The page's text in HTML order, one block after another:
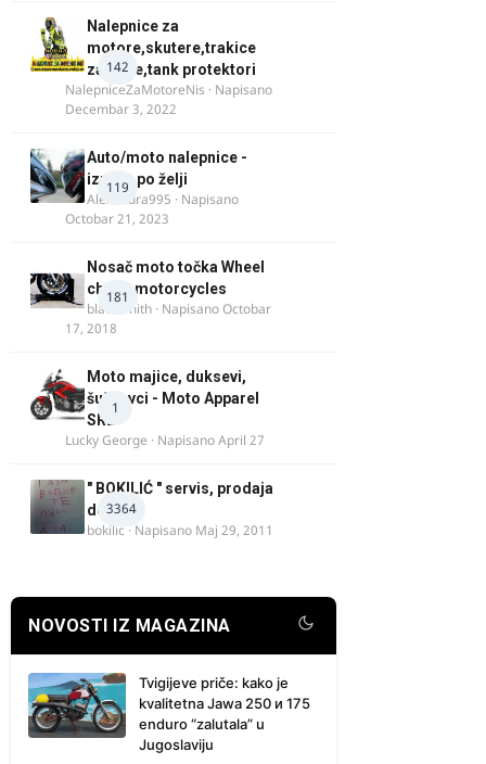
142
Nalepnice za
motore,skutere,trakice
za felne,tank protektori
NalepniceZaMotoreNis · Napisano
Decembar 3, 2022
119
Auto/moto nalepnice -
izrada po želji
Alexandra995 · Napisano
Octobar 21, 2023
181
Nosač moto točka Wheel
chock motorcycles
blacksmith · NapisanoOctobar
17, 2018
1
Moto majice, duksevi,
šuškavci - Moto Apparel
SRB
Lucky George · NapisanoApril 27
3364
" BOKILIĆ " servis, prodaja
delova
bokilic · Napisano Maj 29, 2011
NOVOSTI IZ MAGAZINA
Tvigijeve priče: kako je
kvalitetna Jawa 250 и 175
enduro “zalutala” u
Jugoslaviju